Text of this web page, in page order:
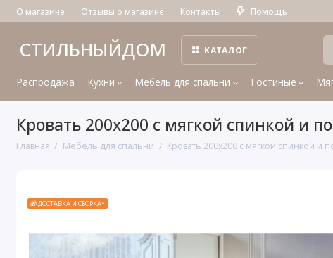
О магазине Отзывы о магазине Контакты Помощь
СТИЛЬНЫЙДОМ КАТАЛОГ
Распродажа Кухни Мебель для спальни Гостиные
Кровать 200x200 с мягкой спинкой
Главная Мебель для спальни Кровать 200x200 с мягкой спинкой
🎁 ДОСТАВКА И СБОРКА*